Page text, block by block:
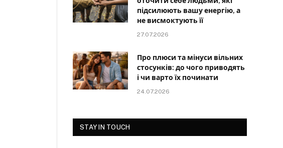
підсилюють вашу енергію, а
не висмоктують її
27.07.2026
Про плюси та мінуси вільних
стосунків: до чого приводять
і чи варто їх починати
24.07.2026
STAY IN TOUCH